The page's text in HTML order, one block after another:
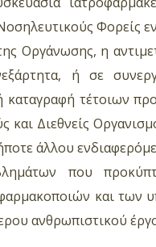
Φορείς
Οργάνωσης, η
ή σε
καταγραφή τέτοιων
Διεθνείς
άλλου
που
και των
ανθρωπιστικού